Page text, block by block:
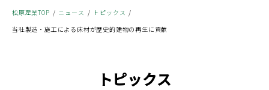
松原産業TOP ニュース
トピックス
当社製造・施工による床材が歴史的建物の再生に貢献
トピックス